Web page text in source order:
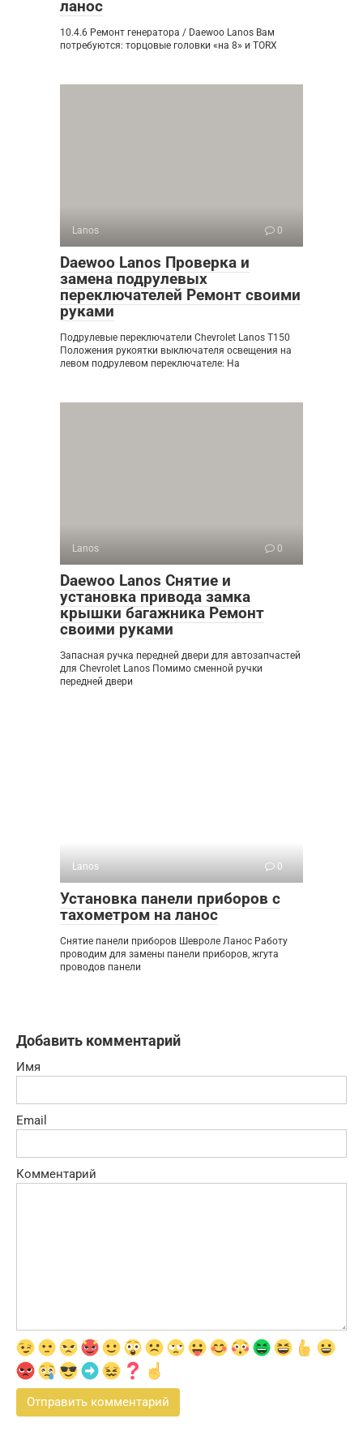
ланос
10.4.6 Ремонт генератора / Daewoo Lanos Вам
потребуются: торцовые головки «на 8» и TORX
Lanos 0
Daewoo Lanos Проверка и
замена подрулевых
переключателей Ремонт своими
руками
Подрулевые переключатели Chevrolet Lanos T150
Положения рукоятки выключателя освещения на
левом подрулевом переключателе: На
Lanos 0
Daewoo Lanos Снятие и
установка привода замка
крышки багажника Ремонт
своими руками
Запасная ручка передней двери для автозапчастей
для Chevrolet Lanos Помимо сменной ручки
передней двери
Lanos 0
Установка панели приборов с
тахометром на ланос
Снятие панели приборов Шевроле Ланос Работу
проводим для замены панели приборов, жгута
проводов панели
Добавить комментарий
Имя
Email
Комментарий